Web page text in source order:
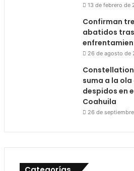
13 de febrero de
Confirman
abatidos
26 de agosto de
Constellation
suma a la ola
despidos en
Coahuila
26 de